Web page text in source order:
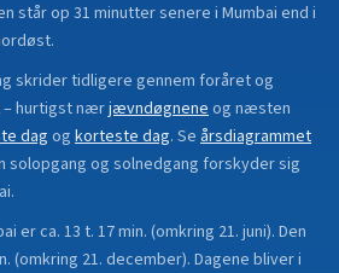
står op 31 minutter senere i Mumbai end i
skrider tidligere gennem foråret og
– hurtigst nærjævndøgneneog næsten
dag og korteste dag. Se årsdiagrammet
solopgang og solnedgang forskyder sig
.
er ca. 13 t. 17 min. (omkring 21. juni). Den
(omkring 21. december). Dagene bliver i